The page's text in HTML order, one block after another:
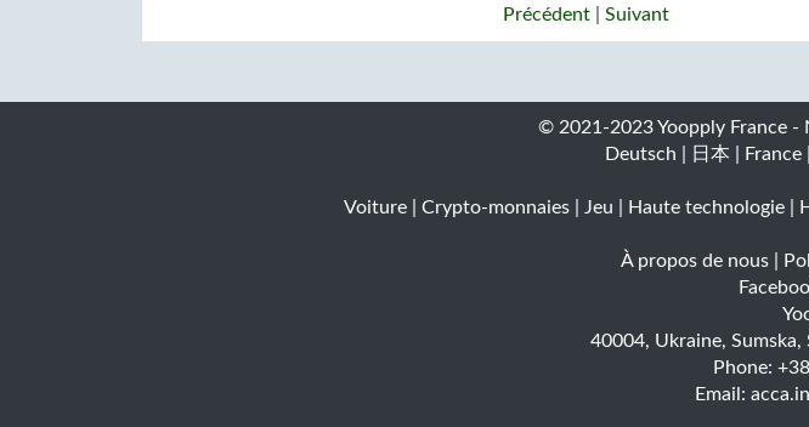
Précédent| Suivant
© 2021-2023 Yoopply France -
Deutsch
日本 France
Voiture| Crypto-monnaies| Jeu Haute technologie|
À propos de nous|
40004, Ukraine, Sumska,
Phone:
Email: